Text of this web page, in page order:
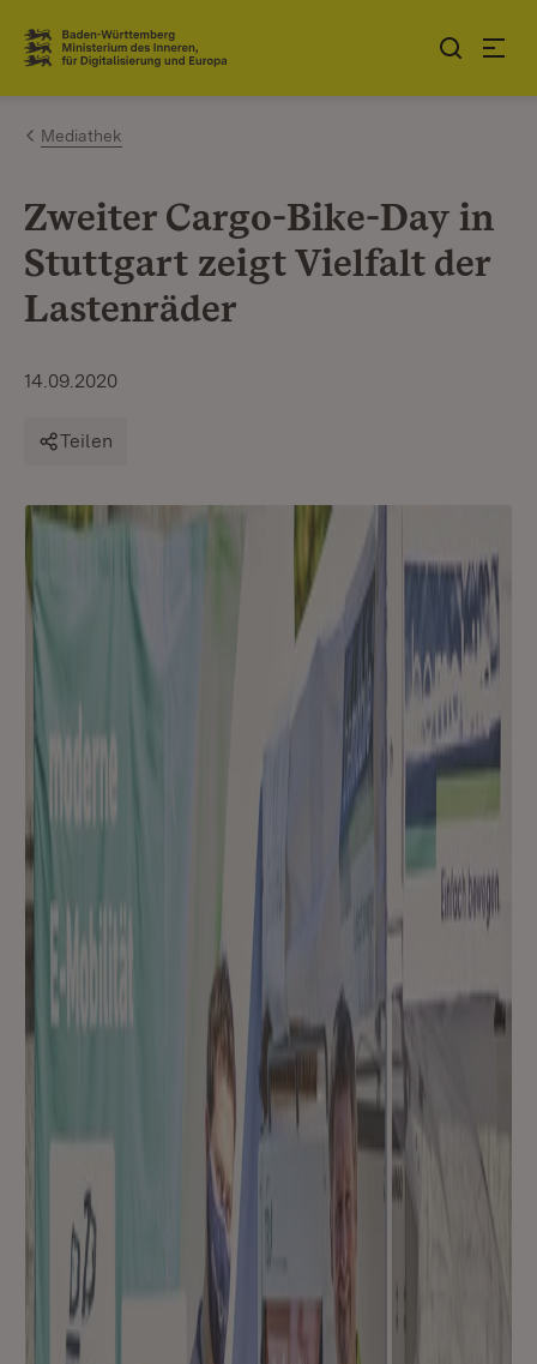
Zum Inhalt springen
Link zur Startseite
Mediathek
Zweiter Cargo-Bike-Day in
Stuttgart zeigt Vielfalt der
Lastenräder
14.09.2020
Teilen